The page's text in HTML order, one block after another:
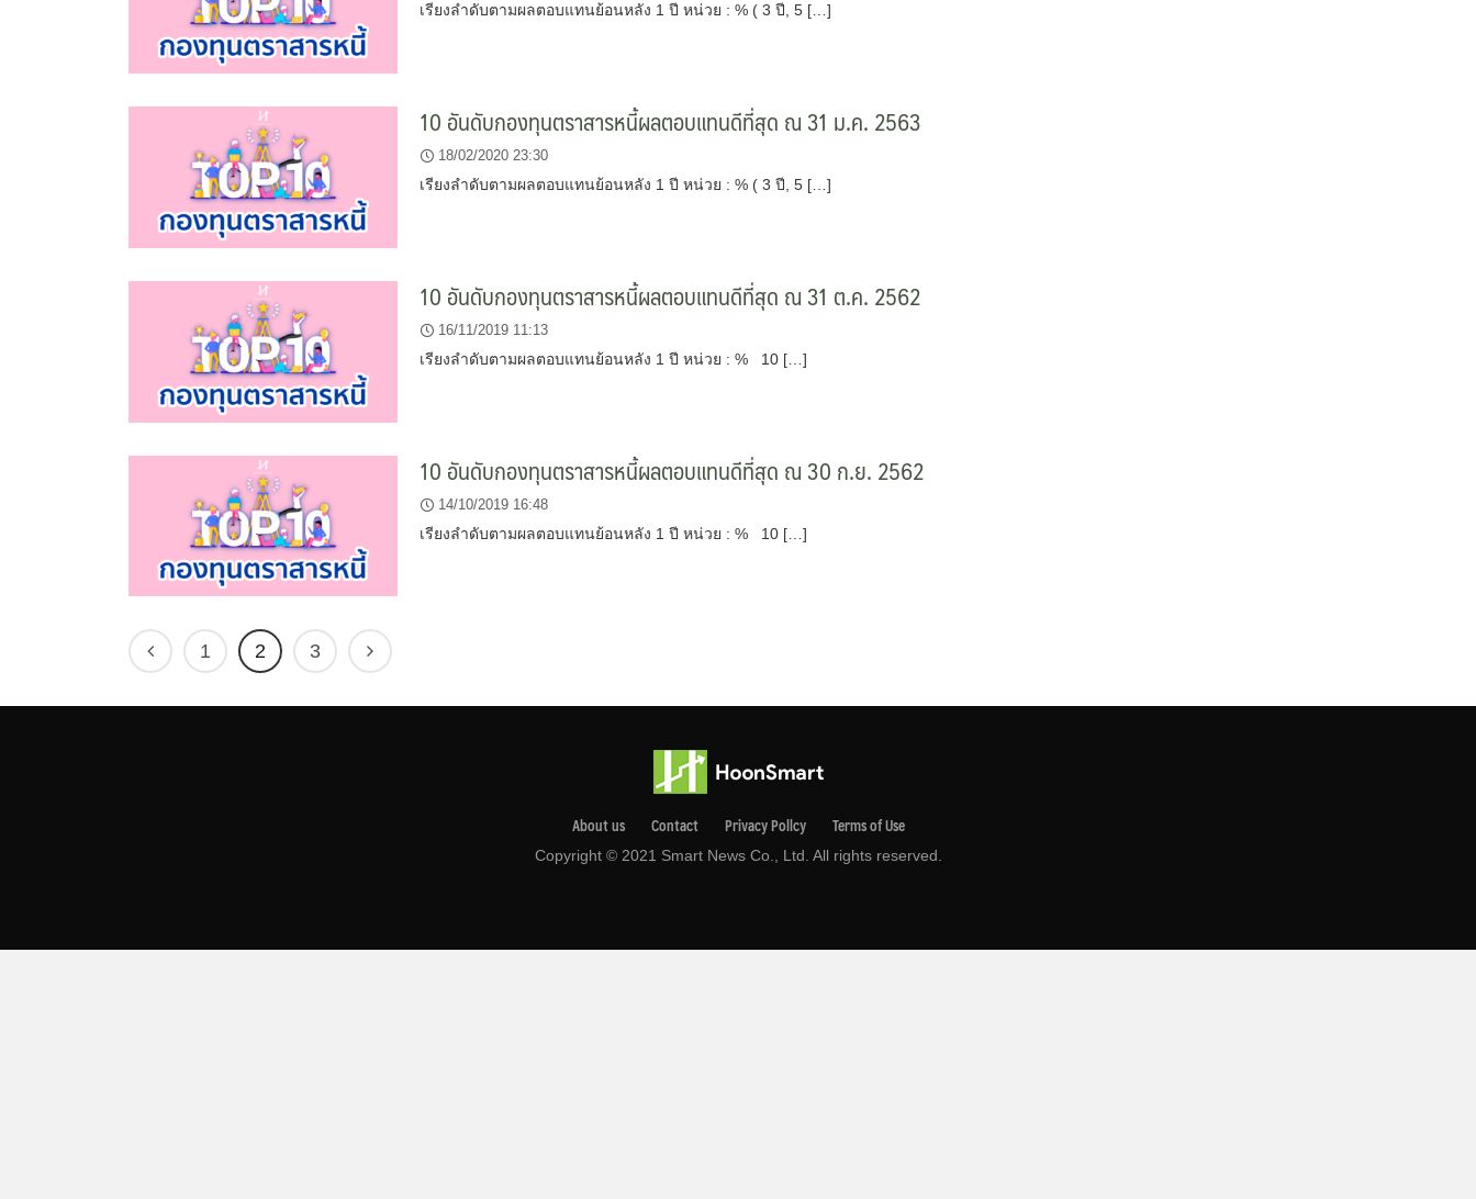
เรียงลำดับตามผลตอบแทนย้อนหลัง 1 ปี หน่วย : % ( 3 ปี, 5 […]
10 อันดับกองทุนตราสารหนี้ผลตอบแทนดีที่สุด ณ 31 ม.ค. 2563
18/02/2020 23:30
เรียงลำดับตามผลตอบแทนย้อนหลัง 1 ปี หน่วย : % ( 3 ปี, 5 […]
10 อันดับกองทุนตราสารหนี้ผลตอบแทนดีที่สุด ณ 31 ต.ค. 2562
16/11/2019 11:13
เรียงลำดับตามผลตอบแทนย้อนหลัง 1 ปี หน่วย : % 10 […]
10 อันดับกองทุนตราสารหนี้ผลตอบแทนดีที่สุด ณ 30 ก.ย. 2562
14/10/2019 16:48
เรียงลำดับตามผลตอบแทนย้อนหลัง 1 ปี หน่วย : % 10 […]
1 2 3
About us Contact Privacy Pollcy Terms of Use
Copyright © 2021 Smart News Co., Ltd. All rights reserved.